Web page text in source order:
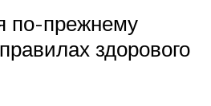
по-прежнему
здорового